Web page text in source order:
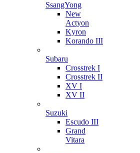
SsangYong
New
Actyon
Kyron
Korando III
Subaru
Crosstrek I
Crosstrek II
XV I
XV II
Suzuki
Escudo III
Grand
Vitara